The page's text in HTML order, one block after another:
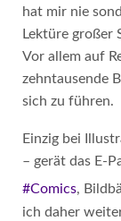
hat mir nie
Lektüre großer
Vor allem auf
zehntausende
sich zu führen.
Einzig bei
– gerät das E-
#Comics,
ich daher